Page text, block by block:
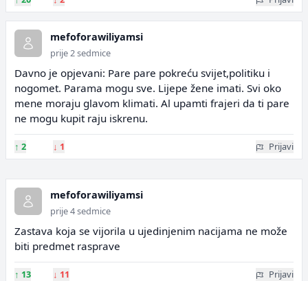
mefoforawiliyamsi
prije 2 sedmice
Davno je opjevani: Pare pare pokreću svijet,politiku i
nogomet. Parama mogu sve. Lijepe žene imati. Svi oko
mene moraju glavom klimati. Al upamti frajeri da ti pare
ne mogu kupit raju iskrenu.
↑ 2 ↓ 1 Prijavi
mefoforawiliyamsi
prije 4 sedmice
Zastava koja se vijorila u ujedinjenim nacijama ne može
biti predmet rasprave
↑ 13 ↓ 11 Prijavi